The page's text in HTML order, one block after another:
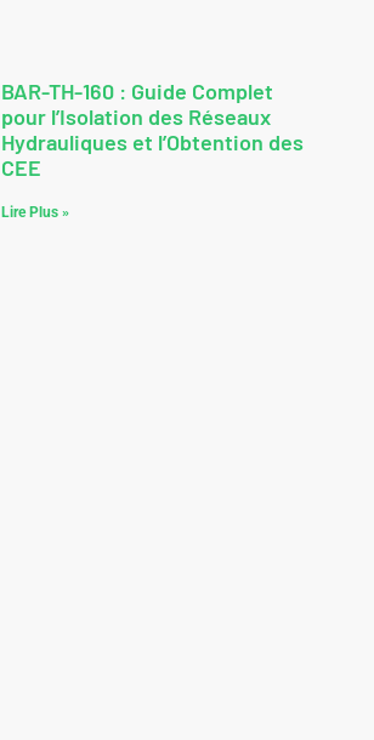
BAR-TH-160 : Guide Complet
pour l’Isolation des Réseaux
Hydrauliques et l’Obtention des
CEE
Lire Plus »